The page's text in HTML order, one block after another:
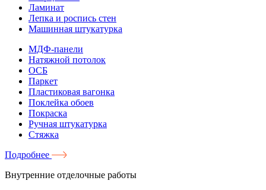
Ламинат
Лепка и роспись стен
Машинная штукатурка
МДФ-панели
Натяжной потолок
ОСБ
Паркет
Пластиковая вагонка
Поклейка обоев
Покраска
Ручная штукатурка
Стяжка
Подробнее
Внутренние отделочные работы